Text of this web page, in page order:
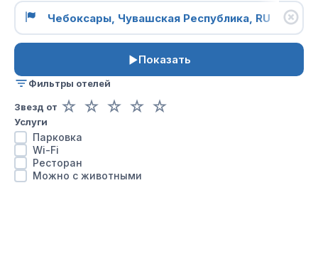
Показать
Фильтры отелей
Звезд от ☆ ☆ ☆ ☆ ☆
Услуги
Парковка
Wi-Fi
Ресторан
Можно с животными